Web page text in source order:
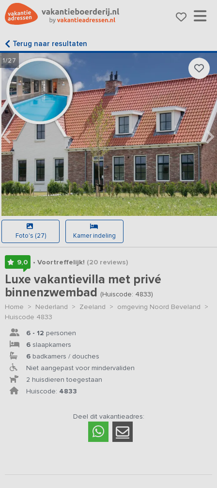
Terug naar resultaten
1/27
Foto's (27) Kamer indeling
9,0 • Voortreffelijk! (20reviews)
Luxe vakantievilla met privé
binnenzwembad (Huiscode: 4833)
Home > Nederland > Zeeland > omgeving Noord Beveland >
Huiscode 4833
6 - 12 personen
6 slaapkamers
6 badkamers / douches
Niet aangepast voor mindervaliden
2 huisdieren toegestaan
Huiscode: 4833
Deel dit vakantieadres: